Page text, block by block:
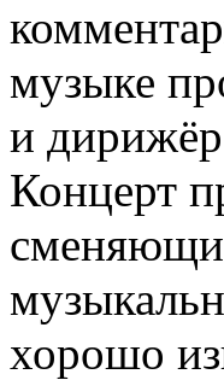
музыке
и
Концерт
хорошо